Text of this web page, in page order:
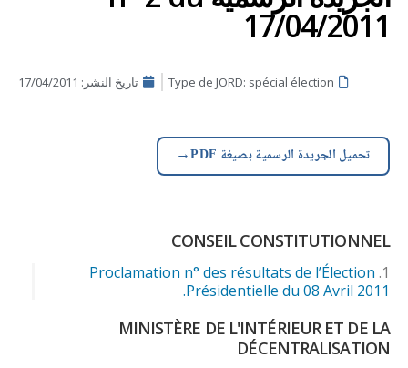
17/04/2011
Type de JORD: spécial élection تاريخ النشر: 17/04/2011
تحميل الجريدة الرسمية بصيغة PDF →
CONSEIL CONSTITUTIONNEL
Proclamation n° des résultats de l’Élection
Présidentielle du 08 Avril 2011.
MINISTÈRE DE L'INTÉRIEUR ET DE LA
DÉCENTRALISATION